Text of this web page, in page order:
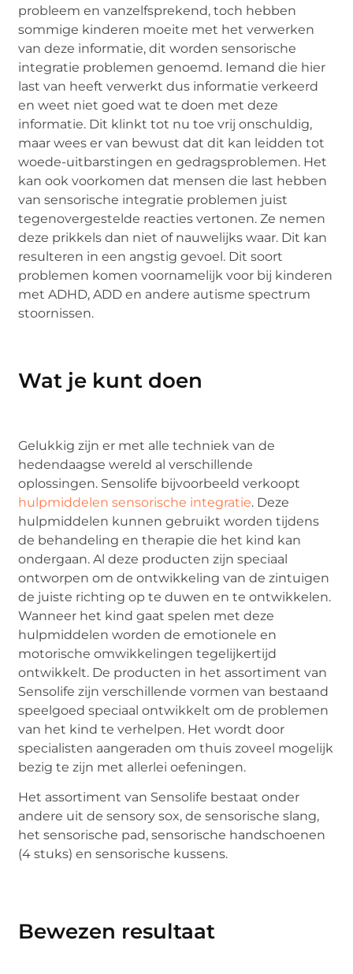
probleem en vanzelfsprekend, toch hebben
sommige kinderen moeite met het verwerken
van deze informatie, dit worden sensorische
integratie problemen genoemd. Iemand die hier
last van heeft verwerkt dus informatie verkeerd
en weet niet goed wat te doen met deze
informatie. Dit klinkt tot nu toe vrij onschuldig,
maar wees er van bewust dat dit kan leidden tot
woede-uitbarstingen en gedragsproblemen. Het
kan ook voorkomen dat mensen die last hebben
van sensorische integratie problemen juist
tegenovergestelde reacties vertonen. Ze nemen
deze prikkels dan niet of nauwelijks waar. Dit kan
resulteren in een angstig gevoel. Dit soort
problemen komen voornamelijk voor bij kinderen
met ADHD, ADD en andere autisme spectrum
stoornissen.
Wat je kunt doen
Gelukkig zijn er met alle techniek van de
hedendaagse wereld al verschillende
oplossingen. Sensolife bijvoorbeeld verkoopt
hulpmiddelen sensorische integratie. Deze
hulpmiddelen kunnen gebruikt worden tijdens
de behandeling en therapie die het kind kan
ondergaan. Al deze producten zijn speciaal
ontworpen om de ontwikkeling van de zintuigen
de juiste richting op te duwen en te ontwikkelen.
Wanneer het kind gaat spelen met deze
hulpmiddelen worden de emotionele en
motorische omwikkelingen tegelijkertijd
ontwikkelt. De producten in het assortiment van
Sensolife zijn verschillende vormen van bestaand
speelgoed speciaal ontwikkelt om de problemen
van het kind te verhelpen. Het wordt door
specialisten aangeraden om thuis zoveel mogelijk
bezig te zijn met allerlei oefeningen.
Het assortiment van Sensolife bestaat onder
andere uit de sensory sox, de sensorische slang,
het sensorische pad, sensorische handschoenen
(4 stuks) en sensorische kussens.
Bewezen resultaat